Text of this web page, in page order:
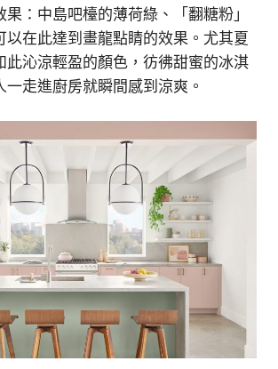
：中島吧檯的薄荷綠、「翻糖粉」
以在此達到畫龍點睛的效果。尤其夏
此沁涼輕盈的顏色，彷彿甜蜜的冰淇
一走進廚房就瞬間感到涼爽。